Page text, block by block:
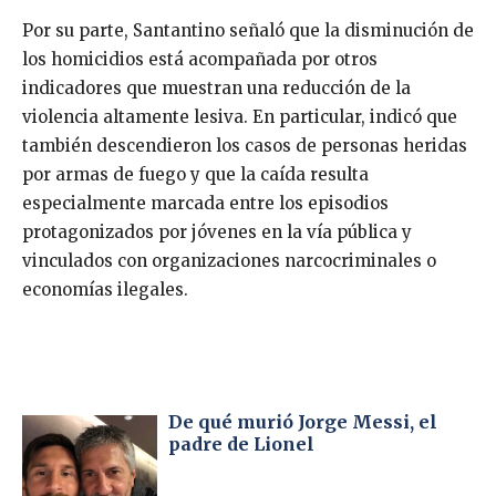
Por su parte, Santantino señaló que la disminución de
los homicidios está acompañada por otros
indicadores que muestran una reducción de la
violencia altamente lesiva. En particular, indicó que
también descendieron los casos de personas heridas
por armas de fuego y que la caída resulta
especialmente marcada entre los episodios
protagonizados por jóvenes en la vía pública y
vinculados con organizaciones narcocriminales o
economías ilegales.
De qué murió Jorge Messi, el
padre de Lionel